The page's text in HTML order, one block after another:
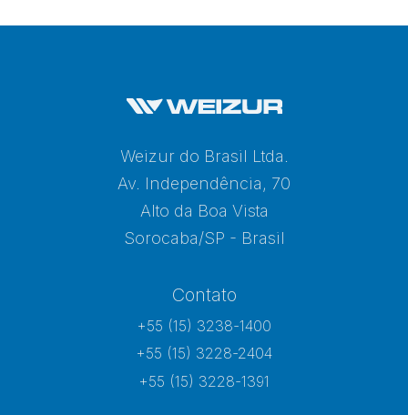
Weizur do Brasil Ltda.
Av. Independência, 70
Alto da Boa Vista
Sorocaba/SP - Brasil
Contato
+55 (15) 3238-1400
+55 (15) 3228-2404
+55 (15) 3228-1391